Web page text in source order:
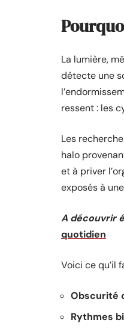
La lumière,
détecte une
ressent : les
Les
halo
et à priver
exposés à
A découvrir
quotidien
Voici ce qu’il
Obscurité
Rythmes